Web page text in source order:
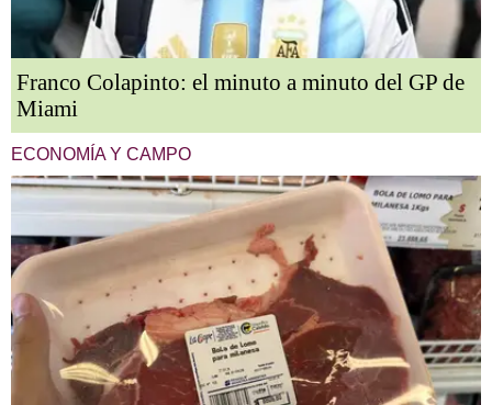
Franco Colapinto: el minuto a minuto del GP de
Miami
ECONOMÍA Y CAMPO